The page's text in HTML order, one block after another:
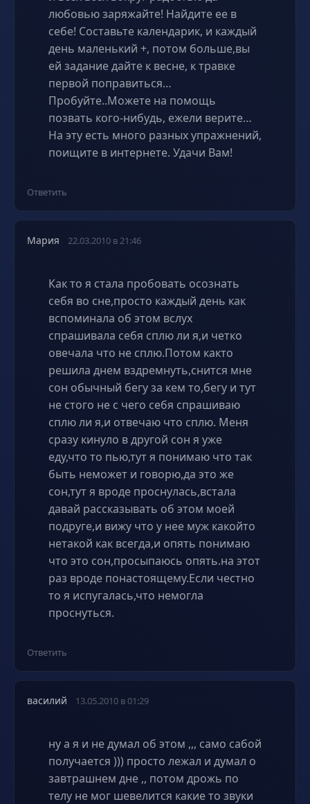
любовью заряжайте! Найдите ее в
себе! Составьте календарик, и каждый
день маленький +, потом больше,вы
ей задание дайте к весне, к травке
первой поправиться…
Пробуйте..Можете на помощь
позвать кого-нибудь, ежели верите…
На эту есть много разных упражнений,
поищите в интернете. Удачи Вам!
Ответить
Мария 22.03.2010 в 21:46
Как то я стала пробовать осознать
себя во сне,просто каждый день как
вспоминала об этом вслух
спрашивала себя сплю ли я,и четко
овечала что не сплю.Потом както
решила днем вздремнуть,снится мне
сон обычный бегу за кем то,бегу и тут
не стого не с чего себя спрашиваю
сплю ли я,и отвечаю что сплю. Меня
сразу кинуло в другой сон я уже
еду,что то пью,тут я понимаю что так
быть неможет и говорю,да это же
сон,тут я вроде проснулась,встала
давай рассказывать об этом моей
подруге,и вижу что у нее муж какойто
нетакой как всегда,и опять понимаю
что это сон,просыпаюсь опять.на этот
раз вроде понастоящему.Если честно
то я испугалась,что немогла
проснуться.
Ответить
василий 13.05.2010 в 01:29
ну а я и не думал об этом ,,, само сабой
получается ))) просто лежал и думал о
завтрашнем дне ,, потом дрожь по
телу не мог шевелится какие то звуки